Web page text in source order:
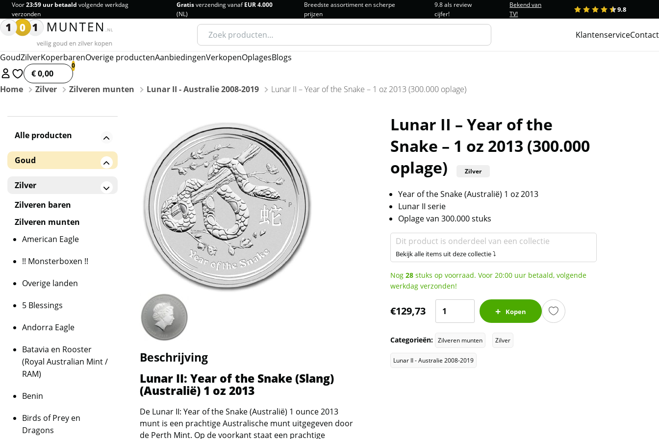
Voor23:59 uur betaald volgende werkdag
verzonden
Gratisverzending vanafEUR 4.000
(NL)
Breedste assortiment en scherpe
prijzen
9.8 als review
cijfer!
Bekend van
TV!
1 2 3 4 5 9.8
Zoeken
naar:
KlantenserviceContact
GoudZilverKoperbarenOverige productenAanbiedingenVerkopenOplagesBlogs
€ 0,00
Home
Zilver Zilveren munten Lunar II - Australie 2008-2019 Lunar II – Year of the Snake – 1 oz 2013 (300.000 oplage)
Beschrijving
Lunar II: Year of the Snake (Slang)
(Australië) 1 oz 2013
De Lunar II: Year of the Snake (Australië) 1 ounce 2013
munt is een prachtige Australische munt uitgegeven door
de Perth Mint. Op de voorkant staat een prachtige
Lunar II – Year of the
Snake – 1 oz 2013 (300.000
oplage)
Zilver
Year of the Snake (Australië) 1 oz 2013
Lunar II serie
Oplage van 300.000 stuks
Dit product is onderdeel van een collectie
Bekijk alle items uit deze collectie ⤵
Nog28 stuks op voorraad. Voor 20:00 uur betaald, volgende
werkdag verzonden!
€129,73
Year
the
Kopen
Categorieën: Zilveren munten Zilver
Lunar II - Australie 2008-2019
Alle producten
Goud
Gouden baren
Zilver
Zilveren baren
Zilveren munten
American Eagle
!! Monsterboxen !!
Overige landen
5 Blessings
Andorra Eagle
Batavia en Rooster
(Royal Australian Mint /
RAM)
Benin
Birds of Prey en
Dragons